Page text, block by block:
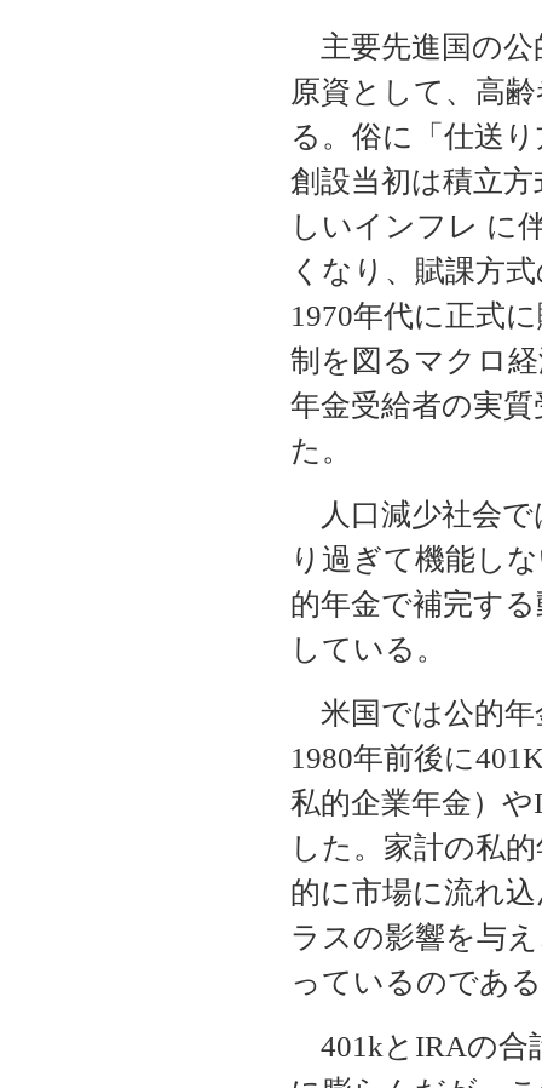
主要先進国の公
原資として、高
る。俗に「仕送
創設当初は積立
しいインフレ に
くなり、賦課方
1970年代に正式
制を図るマクロ
年金受給者の実
た。
人口減少社会で
り過ぎて機能し
的年金で補完す
している。
米国では公的年
1980年前後に
私的企業年金）
した。家計の私
的に市場に流れ
ラスの影響を与
っているのであ
401kとIRAの合